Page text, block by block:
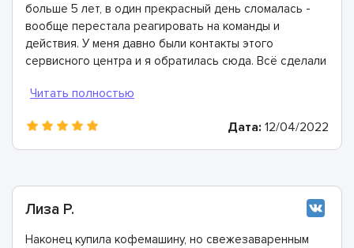
больше 5 лет, в один прекрасный день сломалась -
вообще перестала реагировать на команды и
действия. У меня давно были контакты этого
сервисного центра и я обратилась сюда. Всё сделали
Конечно же рекомендую этих мастеров!
Дата: 12/04/2022
Лиза Р.
Наконец купила кофемашину, но свежезаваренным